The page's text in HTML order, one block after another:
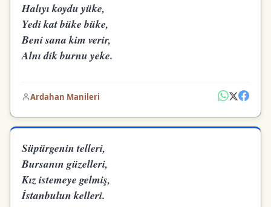
Halıyı koydu yüke,
Yedi kat büke büke,
Beni sana kim verir,
Alnı dik burnu yeke.
Ardahan Manileri
Süpürgenin telleri,
Bursanın güzelleri,
Kız istemeye gelmiş,
İstanbulun kelleri.